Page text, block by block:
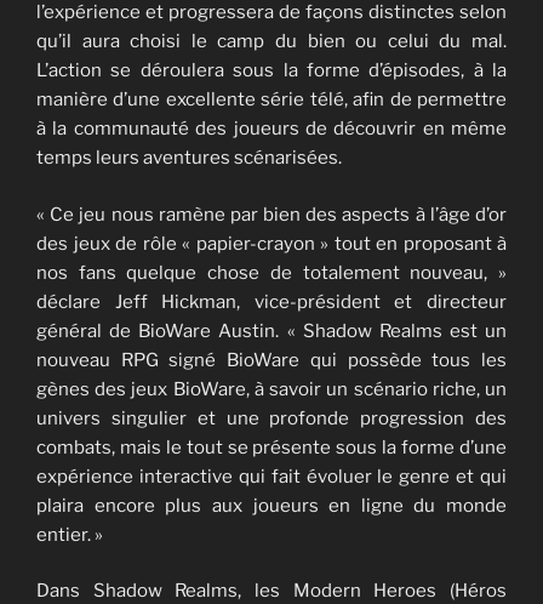
l’expérience et progressera de façons distinctes selon
qu’il aura choisi le camp du bien ou celui du mal.
L’action se déroulera sous la forme d’épisodes, à la
manière d’une excellente série télé, afin de permettre
à la communauté des joueurs de découvrir en même
temps leurs aventures scénarisées.
« Ce jeu nous ramène par bien des aspects à l’âge d’or
des jeux de rôle « papier-crayon » tout en proposant à
nos fans quelque chose de totalement nouveau, »
déclare Jeff Hickman, vice-président et directeur
général de BioWare Austin. « Shadow Realms est un
nouveau RPG signé BioWare qui possède tous les
gènes des jeux BioWare, à savoir un scénario riche, un
univers singulier et une profonde progression des
combats, mais le tout se présente sous la forme d’une
expérience interactive qui fait évoluer le genre et qui
plaira encore plus aux joueurs en ligne du monde
entier. »
Dans Shadow Realms, les Modern Heroes (Héros